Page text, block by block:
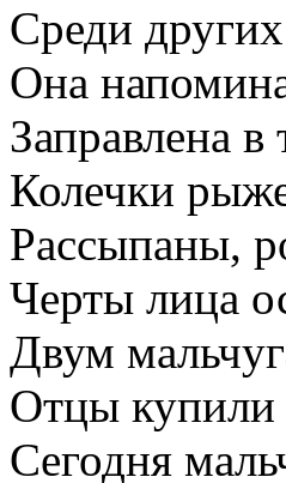
Среди
Она
Заправлена
Колечки
Рассыпаны,
Черты лица
Двум
Отцы купили
Сегодня